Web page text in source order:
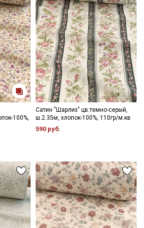
100%,
Сатин "Шарлиз" цв.темно-серый,
ш.2.35м, хлопок-100%, 110гр/м.кв
590 руб.
получение рекламных и
рассылок